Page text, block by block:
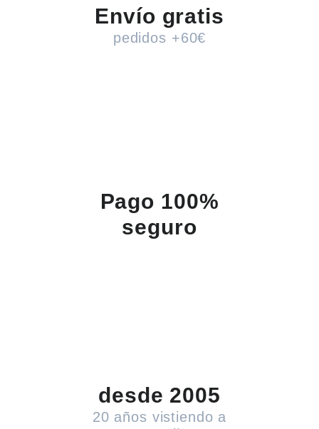
Envío gratis
pedidos +60€
Pago 100%
seguro
desde 2005
20 años vistiendo a